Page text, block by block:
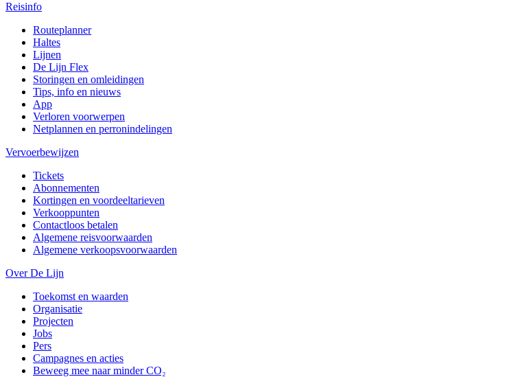
Reisinfo
Routeplanner
Haltes
Lijnen
De Lijn Flex
Storingen en omleidingen
Tips, info en nieuws
App
Verloren voorwerpen
Netplannen en perronindelingen
Vervoerbewijzen
Tickets
Abonnementen
Kortingen en voordeeltarieven
Verkooppunten
Contactloos betalen
Algemene reisvoorwaarden
Algemene verkoopsvoorwaarden
Over De Lijn
Toekomst en waarden
Organisatie
Projecten
Jobs
Pers
Campagnes en acties
Beweeg mee naar minder CO₂